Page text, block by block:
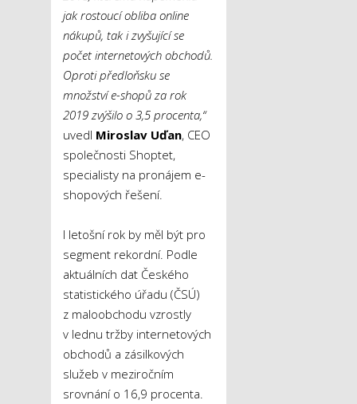
jak rostoucí obliba online
nákupů, tak i zvyšující se
počet internetových obchodů.
Oproti předloňsku se
množství e-shopů za rok
2019 zvýšilo o 3,5 procenta,“
uvedl Miroslav Uďan, CEO
společnosti Shoptet,
specialisty na pronájem e-
shopových řešení.
I letošní rok by měl být pro
segment rekordní. Podle
aktuálních dat Českého
statistického úřadu (ČSÚ)
z maloobchodu vzrostly
v lednu tržby internetových
obchodů a zásilkových
služeb v meziročním
srovnání o 16,9 procenta.